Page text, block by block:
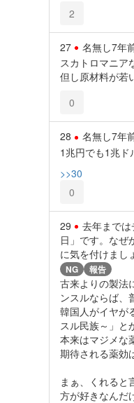
2
27 名無し7年
スカトロマニア
但し原材料が若
0
28 名無し7年
1兆円でも1兆ド
>>30
0
29
去年まで
日」です。なぜ
に気を付けまし
NG 報告
古来よりの製法
ンスルならば、
韓国人がイヤが
スル民族～」と
本来はマジメな
期待される薬効
まぁ、くれると
方が好きなんだ